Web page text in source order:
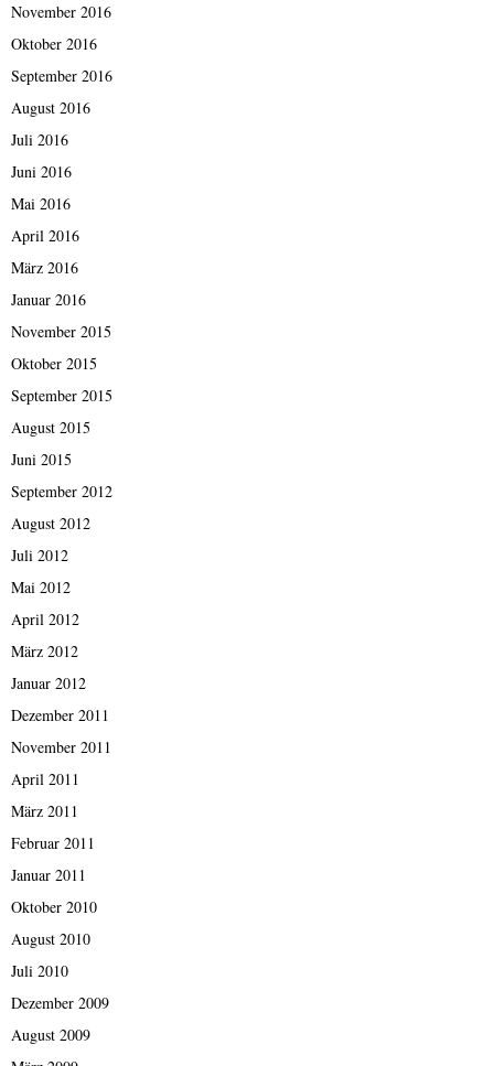
November 2016
Oktober 2016
September 2016
August 2016
Juli 2016
Juni 2016
Mai 2016
April 2016
März 2016
Januar 2016
November 2015
Oktober 2015
September 2015
August 2015
Juni 2015
September 2012
August 2012
Juli 2012
Mai 2012
April 2012
März 2012
Januar 2012
Dezember 2011
November 2011
April 2011
März 2011
Februar 2011
Januar 2011
Oktober 2010
August 2010
Juli 2010
Dezember 2009
August 2009